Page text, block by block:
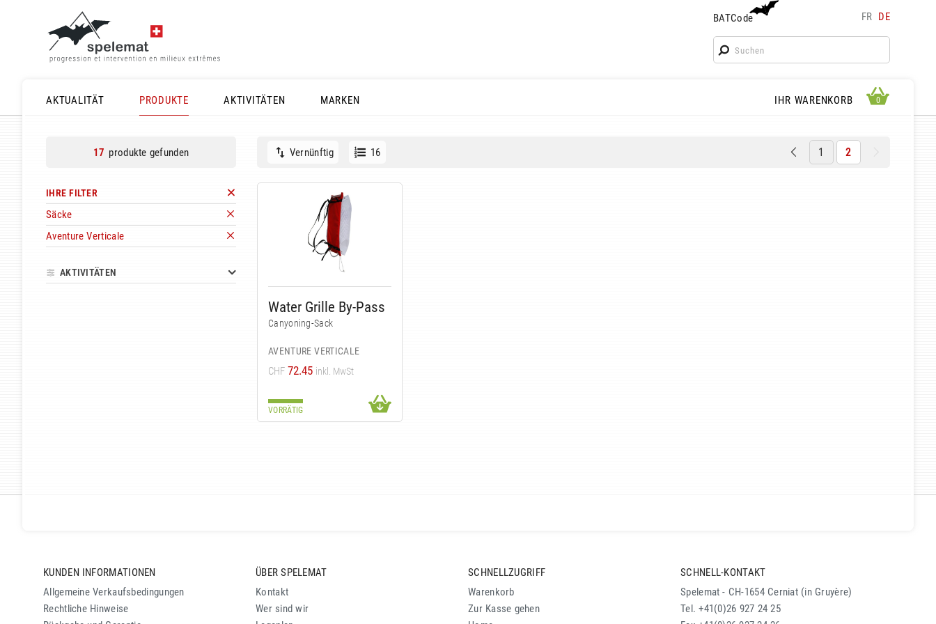
BATCode FR DE
BATCode
Geben Sie Ihren Namen ein und bestätigen
AKTUALITÄT
PRODUKTE AKTIVITÄTEN MARKEN IHR WARENKORB 0 0
17 produkte gefunden
IHRE FILTER
Säcke
Aventure Verticale
AKTIVITÄTEN
Vernünftig 16 1 2
Water Grille By-Pass
Canyoning-Sack
AVENTURE VERTICALE
CHF 72.45 inkl. MwSt
VORRÄTIG
KUNDEN INFORMATIONEN
Allgemeine Verkaufsbedingungen
Rechtliche Hinweise
ÜBER SPELEMAT
Kontakt
Wer sind wir
SCHNELLZUGRIFF
Warenkorb
Zur Kasse gehen
SCHNELL-KONTAKT
Spelemat - CH-1654 Cerniat (in Gruyère)
Tel. +41(0)26 927 24 25